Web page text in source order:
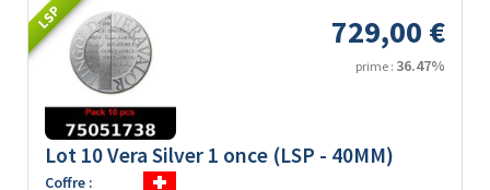
LSP 729,00 €
prime : 36.47%
Lot 10 Vera Silver 1 once (LSP - 40MM)
Coffre :